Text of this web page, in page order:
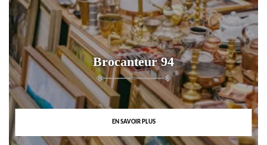
Brocanteur 94
EN SAVOIR PLUS